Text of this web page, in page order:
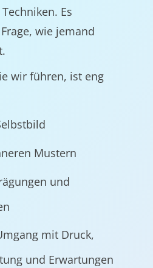
Es
wie jemand
wir führen, ist eng
Mustern
und
mit Druck,
und Erwartungen